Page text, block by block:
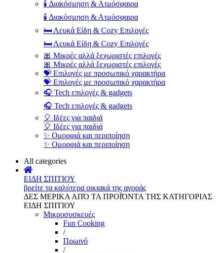
🕯️ Διακόσμηση & Ατμόσφαιρα
🕯️ Διακόσμηση & Ατμόσφαιρα
🛏️ Λευκά Είδη & Cozy Επιλογές
🛏️ Λευκά Είδη & Cozy Επιλογές
🎀 Μικρές αλλά ξεχωριστές επιλογές
🎀 Μικρές αλλά ξεχωριστές επιλογές
💝 Επιλογές με προσωπικό χαρακτήρα
💝 Επιλογές με προσωπικό χαρακτήρα
🎧 Tech επιλογές & gadgets
🎧 Tech επιλογές & gadgets
🎈 Ιδέες για παιδιά
🎈 Ιδέες για παιδιά
✨ Ομορφιά και περιποίηση
✨ Ομορφιά και περιποίηση
All categories
ΕΙΔΗ ΣΠΙΤΙΟΥ
βρείτε τα καλύτερα οικιακά της αγοράς
ΔΕΣ ΜΕΡΙΚΑ ΑΠΌ ΤΑ ΠΡΟΪΌΝΤΑ ΤΗΣ ΚΑΤΗΓΟΡΙΑΣ
ΕΙΔΗ ΣΠΙΤΙΟΥ
Μικροσυσκευές
Fun Cooking
/
Πρωινό
/